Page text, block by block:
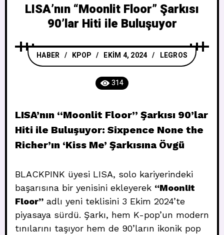
LISA’nın “Moonlit Floor” Şarkısı
90’lar Hiti ile Buluşuyor
HABER / KPOP EKIM 4, 2024 LEGROS
314
LISA’nın “Moonlit Floor” Şarkısı 90’lar
Hiti ile Buluşuyor: Sixpence None the
Richer’ın ‘Kiss Me’ Şarkısına Övgü
BLACKPINK üyesi LISA, solo kariyerindeki
başarısına bir yenisini ekleyerek “Moonlit
Floor” adlı yeni teklisini 3 Ekim 2024’te
piyasaya sürdü. Şarkı, hem K-pop’un modern
tınılarını taşıyor hem de 90’ların ikonik pop